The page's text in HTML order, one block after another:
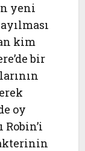
yeni
kim
bir
oy
Robin’i